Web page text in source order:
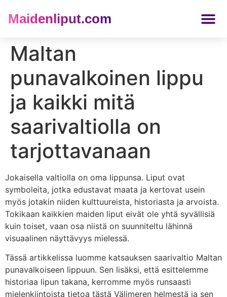
Maidenliput.com
Maltan
punavalkoinen lippu
ja kaikki mitä
saarivaltiolla on
tarjottavanaan
Jokaisella valtiolla on oma lippunsa. Liput ovat
symboleita, jotka edustavat maata ja kertovat usein
myös jotakin niiden kulttuureista, historiasta ja arvoista.
Tokikaan kaikkien maiden liput eivät ole yhtä syvällisiä
kuin toiset, vaan osa niistä on suunniteltu lähinnä
visuaalinen näyttävyys mielessä.
Tässä artikkelissa luomme katsauksen saarivaltio Maltan
punavalkoiseen lippuun. Sen lisäksi, että esittelemme
historiaa lipun takana, kerromme myös runsaasti
mielenkiintoista tietoa tästä Välimeren helmestä ja sen